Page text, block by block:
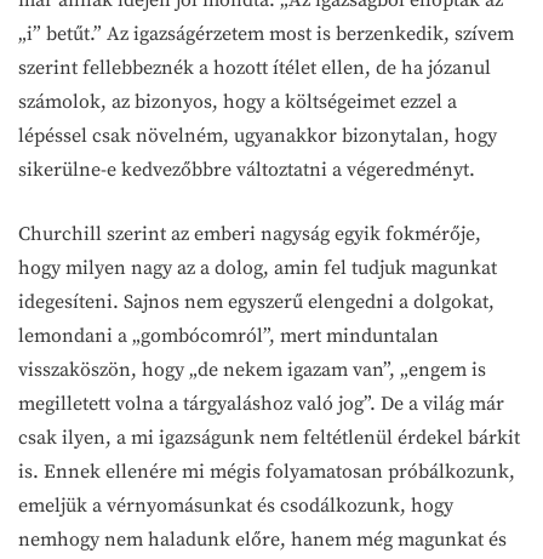
„i” betűt.” Az igazságérzetem most is berzenkedik, szívem
szerint fellebbeznék a hozott ítélet ellen, de ha józanul
számolok, az bizonyos, hogy a költségeimet ezzel a
lépéssel csak növelném, ugyanakkor bizonytalan, hogy
sikerülne-e kedvezőbbre változtatni a végeredményt.
Churchill szerint az emberi nagyság egyik fokmérője,
hogy milyen nagy az a dolog, amin fel tudjuk magunkat
idegesíteni. Sajnos nem egyszerű elengedni a dolgokat,
lemondani a „gombócomról”, mert minduntalan
visszaköszön, hogy „de nekem igazam van”, „engem is
megilletett volna a tárgyaláshoz való jog”. De a világ már
csak ilyen, a mi igazságunk nem feltétlenül érdekel bárkit
is. Ennek ellenére mi mégis folyamatosan próbálkozunk,
emeljük a vérnyomásunkat és csodálkozunk, hogy
nemhogy nem haladunk előre, hanem még magunkat és